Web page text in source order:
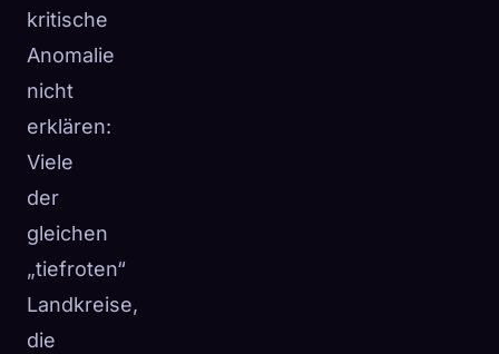
kritische
Anomalie
nicht
erklären:
Viele
der
gleichen
„tiefroten“
Landkreise,
die